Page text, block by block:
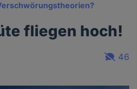
fliegen hoch!
46